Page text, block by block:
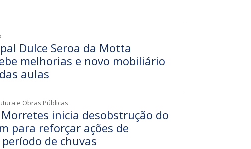
Dulce Seroa da Motta
melhorias e novo mobiliário
aulas
e Obras Públicas
inicia desobstrução do
para reforçar ações de
de chuvas